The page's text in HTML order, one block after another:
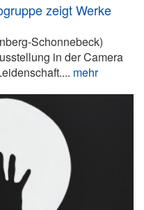
zeigt Werke
Schonnebeck)
in der Camera
mehr